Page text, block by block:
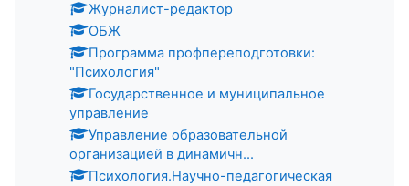
Журналист-редактор
ОБЖ
Программа профпереподготовки:
"Психология"
Государственное и муниципальное
управление
Управление образовательной
организацией в динамичн...
Психология.Научно-педагогическая